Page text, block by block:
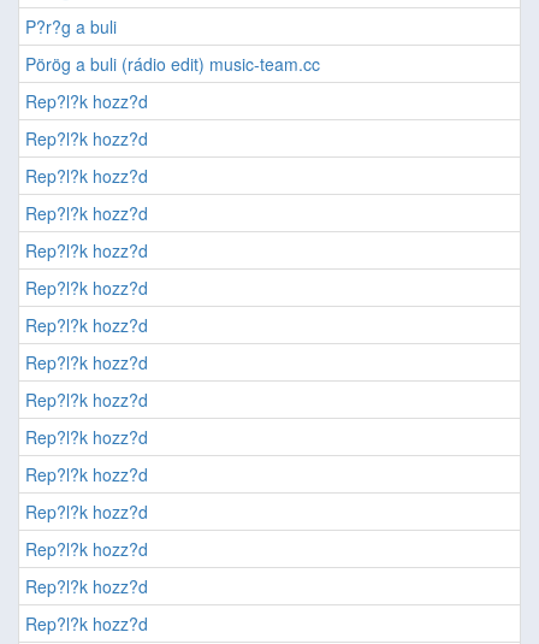
P?r?g a buli
Pörög a buli (rádio edit) music-team.cc
Rep?l?k hozz?d
Rep?l?k hozz?d
Rep?l?k hozz?d
Rep?l?k hozz?d
Rep?l?k hozz?d
Rep?l?k hozz?d
Rep?l?k hozz?d
Rep?l?k hozz?d
Rep?l?k hozz?d
Rep?l?k hozz?d
Rep?l?k hozz?d
Rep?l?k hozz?d
Rep?l?k hozz?d
Rep?l?k hozz?d
Rep?l?k hozz?d